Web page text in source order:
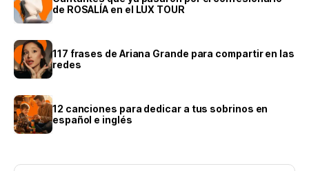
de ROSALÍA en el LUX TOUR
117 frases de Ariana Grande para compartir en las
redes
12 canciones para dedicar a tus sobrinos en
español e inglés